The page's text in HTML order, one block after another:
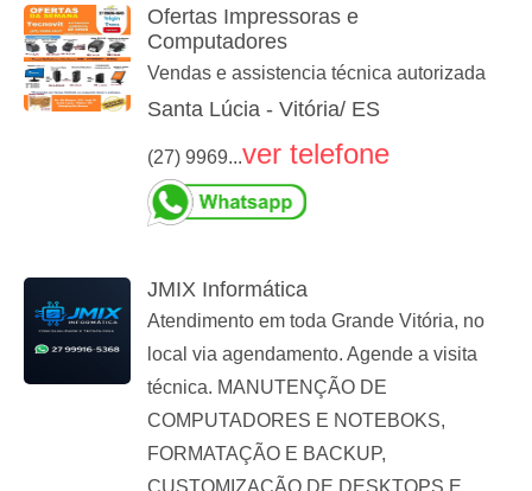
Ofertas Impressoras e
Computadores
Vendas e assistencia técnica autorizada
Santa Lúcia - Vitória/ ES
(27) 9969...ver telefone
JMIX Informática
Atendimento em toda Grande Vitória, no
local via agendamento. Agende a visita
técnica. MANUTENÇÃO DE
COMPUTADORES E NOTEBOKS,
FORMATAÇÃO E BACKUP,